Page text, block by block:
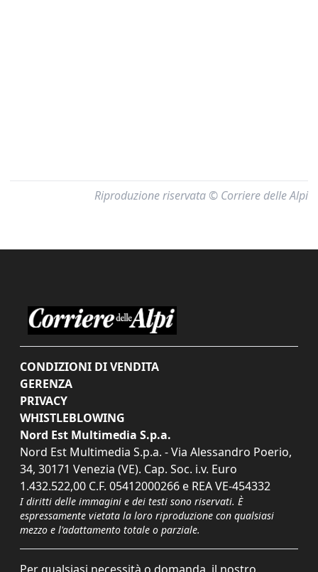
Riproduzione riservata © Corriere delle Alpi
CONDIZIONI DI VENDITA
GERENZA
PRIVACY
WHISTLEBLOWING
Nord Est Multimedia S.p.a.
Nord Est Multimedia S.p.a. - Via Alessandro Poerio,
34, 30171 Venezia (VE). Cap. Soc. i.v. Euro
1.432.522,00 C.F. 05412000266 e REA VE-454332
I diritti delle immagini e dei testi sono riservati. È
espressamente vietata la loro riproduzione con qualsiasi
mezzo e l'adattamento totale o parziale.